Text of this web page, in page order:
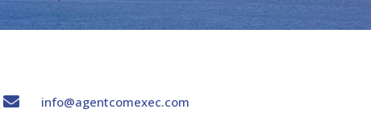

info@agentcomexec.com